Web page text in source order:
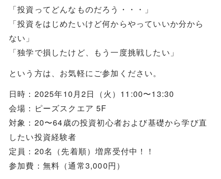
「投資ってどんなものだろう・・・」
「投資をはじめたいけど何からやっていいか分から
ない」
「独学で損したけど、もう一度挑戦したい」
という方は、お気軽にご参加ください。
日時：2025年10月2日（火）11:00〜13:30
会場：ピーズスクエア 5F
対象：20〜64歳の投資初心者および基礎から学び直
したい投資経験者
定員：20名（先着順）増席受付中！！
参加費：無料（通常3,000円）